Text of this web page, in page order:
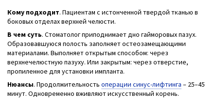
Кому подходит. Пациентам с истонченной твердой тканью в
боковых отделах верхней челюсти.
В чем суть. Стоматолог приподнимает дно гайморовых пазух.
Образовавшуюся полость заполняет остеозамещающими
материалами. Выполняет открытым способом: через
верхнечелюстную пазуху. Или закрытым: через отверстие,
пропиленное для установки импланта.
Нюансы. Продолжительность операции синус-лифтинга – 25–45
минут. Одновременно вживляют искусственный корень.